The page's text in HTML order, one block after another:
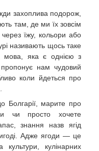
захоплива подорож,
там, де ми їх зовсім
їжу, кольори або
називають щось таке
мова, яка є однією з
нам чудовий
коли йдеться про
Болгарії, марите про
чи просто хочете
знання назв ягід
Адже ягоди — це
кулінарних